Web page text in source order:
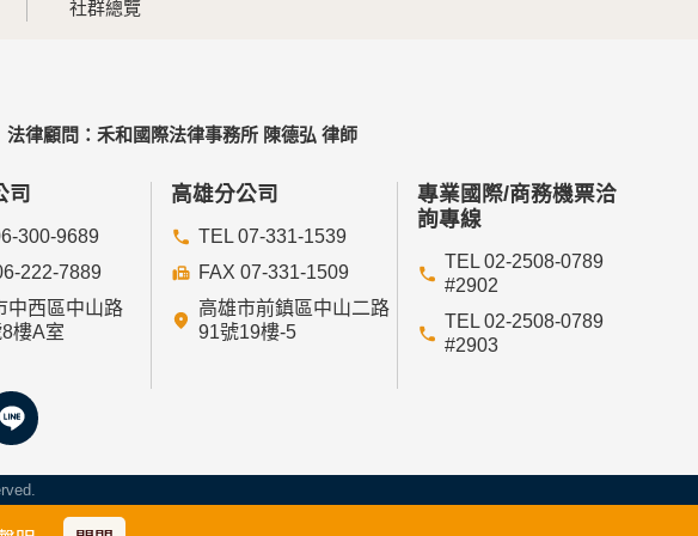
社群總覽
法律顧問：禾和國際法律事務所 陳德弘 律師
司
300-9689
222-7889
中西區中山路
樓A室
高雄分公司
TEL 07-331-1539
FAX 07-331-1509
高雄市前鎮區中山二路
91號19樓-5
專業國際/商務機票洽
詢專線
TEL 02-2508-0789
#2902
TEL 02-2508-0789
#2903